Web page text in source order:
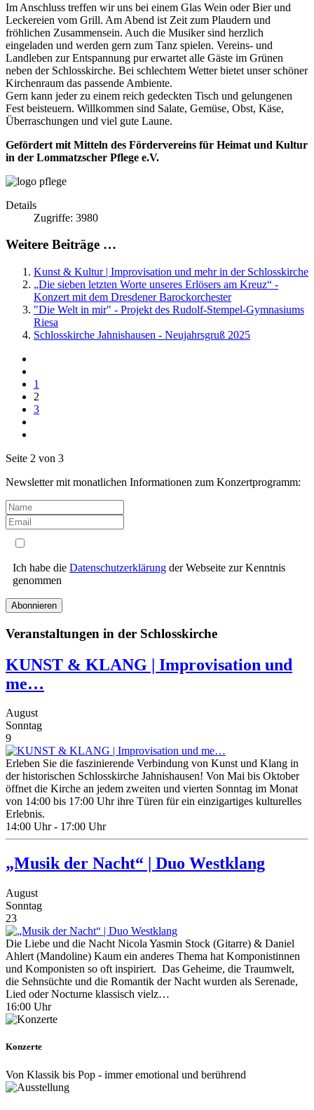
Im Anschluss treffen wir uns bei einem Glas Wein oder Bier und
Leckereien vom Grill. Am Abend ist Zeit zum Plaudern und
fröhlichen Zusammensein. Auch die Musiker sind herzlich
eingeladen und werden gern zum Tanz spielen. Vereins- und
Landleben zur Entspannung pur erwartet alle Gäste im Grünen
neben der Schlosskirche. Bei schlechtem Wetter bietet unser schöner
Kirchenraum das passende Ambiente.
Gern kann jeder zu einem reich gedeckten Tisch und gelungenen
Fest beisteuern. Willkommen sind Salate, Gemüse, Obst, Käse,
Überraschungen und viel gute Laune.
Gefördert mit Mitteln des Fördervereins für Heimat und Kultur
in der Lommatzscher Pflege e.V.
Details
Zugriffe: 3980
Weitere Beiträge …
Kunst & Kultur | Improvisation und mehr in der Schlosskirche
„Die sieben letzten Worte unseres Erlösers am Kreuz“ -
Konzert mit dem Dresdener Barockorchester
"Die Welt in mir" - Projekt des Rudolf-Stempel-Gymnasiums
Riesa
Schlosskirche Jahnishausen - Neujahrsgruß 2025
1
2
3
Seite 2 von 3
Newsletter mit monatlichen Informationen zum Konzertprogramm:
Ich habe die Datenschutzerklärung der Webseite zur Kenntnis
genommen
Abonnieren
Veranstaltungen in der Schlosskirche
KUNST & KLANG | Improvisation und
me…
August
Sonntag
9
Erleben Sie die faszinierende Verbindung von Kunst und Klang in
der historischen Schlosskirche Jahnishausen! Von Mai bis Oktober
öffnet die Kirche an jedem zweiten und vierten Sonntag im Monat
von 14:00 bis 17:00 Uhr ihre Türen für ein einzigartiges kulturelles
Erlebnis.​
14:00 Uhr - 17:00 Uhr
„Musik der Nacht“ | Duo Westklang
August
Sonntag
23
Die Liebe und die Nacht Nicola Yasmin Stock (Gitarre) & Daniel
Ahlert (Mandoline) Kaum ein anderes Thema hat Komponistinnen
und Komponisten so oft inspiriert. Das Geheime, die Traumwelt,
die Sehnsüchte und die Romantik der Nacht wurden als Serenade,
Lied oder Nocturne klassisch vielz…
16:00 Uhr
Konzerte
Von Klassik bis Pop - immer emotional und berührend